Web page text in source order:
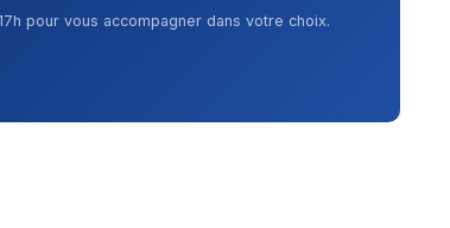
pour vous accompagner dans votre choix.